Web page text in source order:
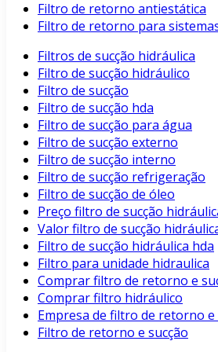
Filtro de retorno antiestática
Filtro de retorno para
Filtros de sucção hidráulica
Filtro de sucção hidráulico
Filtro de sucção
Filtro de sucção hda
Filtro de sucção para água
Filtro de sucção externo
Filtro de sucção interno
Filtro de sucção refrigeração
Filtro de sucção de óleo
Preço filtro de sucção
Valor filtro de sucção
Filtro de sucção hidráulica hda
Filtro para unidade hidraulica
Comprar filtro de retorno e
Comprar filtro hidráulico
Empresa de filtro de retorno e
Filtro de retorno e sucção